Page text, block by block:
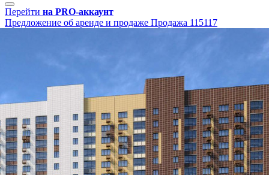
Перейти на PRO-аккаунт
Предложение об аренде и продаже Продажа 115117